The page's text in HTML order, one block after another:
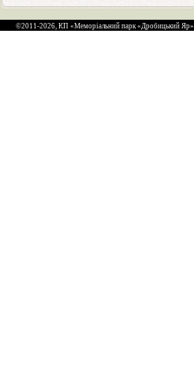
©2011-2026, КП «Меморіальний парк «Дробицький Яр»